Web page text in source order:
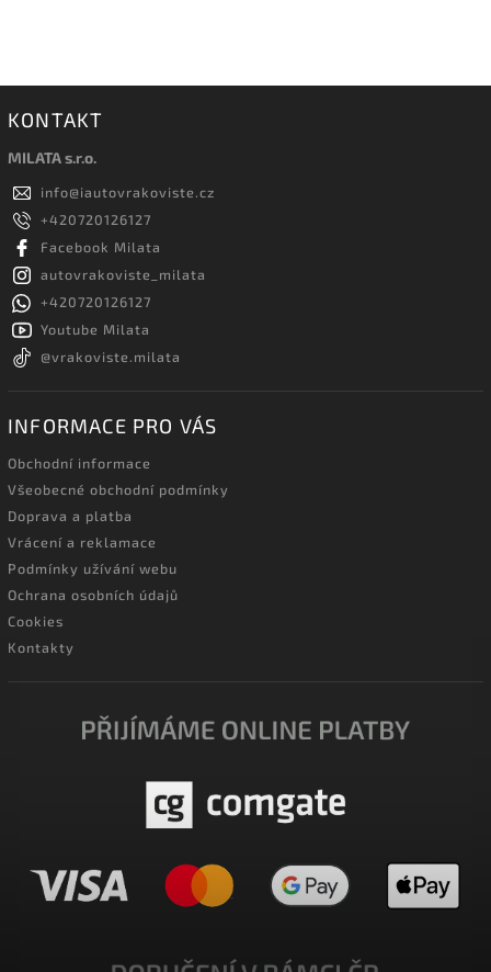
KONTAKT
MILATA s.r.o.
info@iautovrakoviste.cz
+420720126127
Facebook Milata
autovrakoviste_milata
+420720126127
Youtube Milata
@vrakoviste.milata
INFORMACE PRO VÁS
Obchodní informace
Všeobecné obchodní podmínky
Doprava a platba
Vrácení a reklamace
Podmínky užívání webu
Ochrana osobních údajů
Cookies
Kontakty